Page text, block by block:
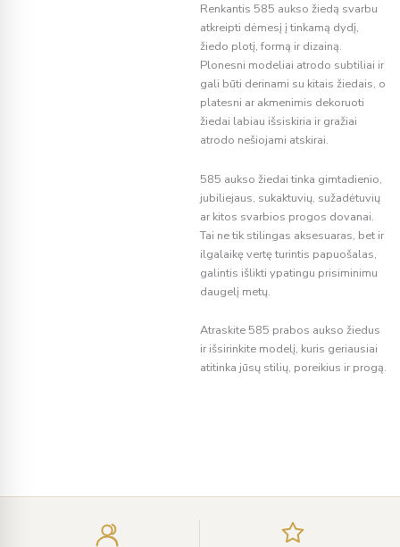
Renkantis 585 aukso žiedą svarbu
atkreipti dėmesį į tinkamą dydį,
žiedo plotį, formą ir dizainą.
Plonesni modeliai atrodo subtiliai ir
gali būti derinami su kitais žiedais, o
platesni ar akmenimis dekoruoti
žiedai labiau išsiskiria ir gražiai
atrodo nešiojami atskirai.
585 aukso žiedai tinka gimtadienio,
jubiliejaus, sukaktuvių, sužadėtuvių
ar kitos svarbios progos dovanai.
Tai ne tik stilingas aksesuaras, bet ir
ilgalaikę vertę turintis papuošalas,
galintis išlikti ypatingu prisiminimu
daugelį metų.
Atraskite 585 prabos aukso žiedus
ir išsirinkite modelį, kuris geriausiai
atitinka jūsų stilių, poreikius ir progą.